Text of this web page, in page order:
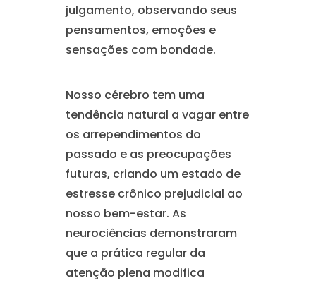
julgamento, observando seus
pensamentos, emoções e
sensações com bondade.
Nosso cérebro tem uma
tendência natural a vagar entre
os arrependimentos do
passado e as preocupações
futuras, criando um estado de
estresse crônico prejudicial ao
nosso bem-estar. As
neurociências demonstraram
que a prática regular da
atenção plena modifica